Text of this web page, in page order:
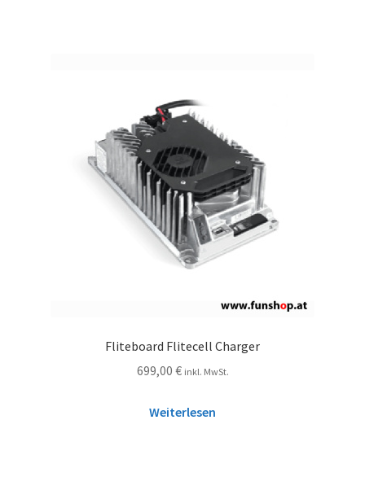
Fliteboard Flitecell Charger
699,00 € inkl. MwSt.
Weiterlesen